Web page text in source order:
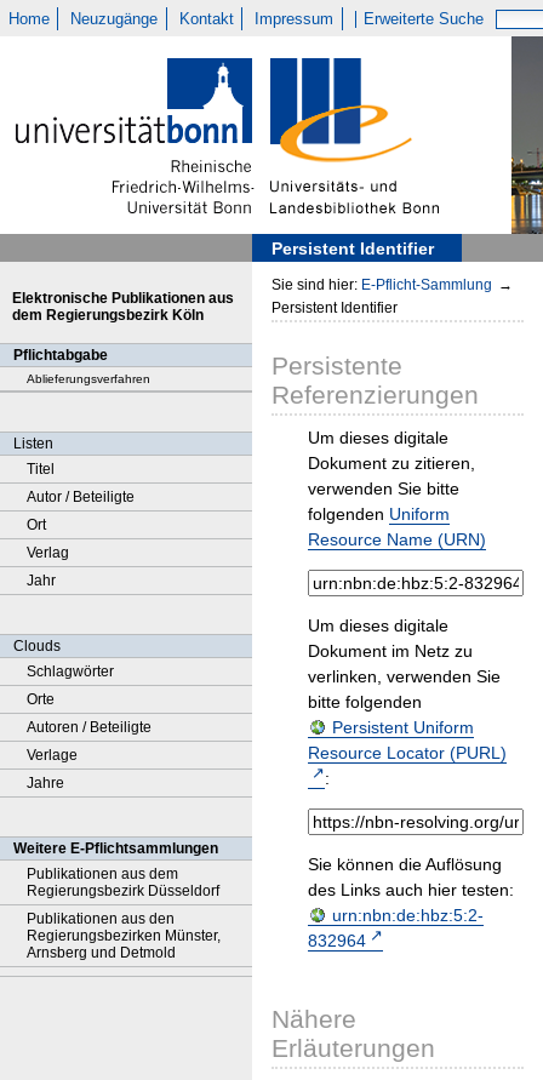
Home Neuzugänge Kontakt Impressum Erweiterte Suche
Persistent Identifier
Elektronische Publikationen aus
dem Regierungsbezirk Köln
Pflichtabgabe
Ablieferungsverfahren
Listen
Titel
Autor / Beteiligte
Ort
Verlag
Jahr
Clouds
Schlagwörter
Orte
Autoren / Beteiligte
Verlage
Jahre
Weitere E-Pflichtsammlungen
Publikationen aus dem
Regierungsbezirk Düsseldorf
Publikationen aus den
Regierungsbezirken Münster,
Arnsberg und Detmold
Sie sind hier: E-Pflicht-Sammlung →
Persistent Identifier
Persistente
Referenzierungen
Um dieses digitale
Dokument zu zitieren,
verwenden Sie bitte
folgenden Uniform
Resource Name (URN)
Um dieses digitale
Dokument im Netz zu
verlinken, verwenden Sie
bitte folgenden
Persistent Uniform
Resource Locator (PURL)
:
Sie können die Auflösung
des Links auch hier testen:
urn:nbn:de:hbz:5:2-
832964
Nähere
Erläuterungen